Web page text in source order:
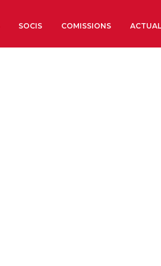
SOCIS COMISSIONS